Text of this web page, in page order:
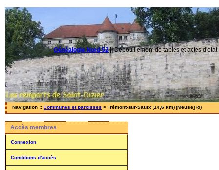
Généalogie Nord 52||Dépouillement de tables et actes
Navigation :: Communes et paroisses > Trémont-sur-Saulx (14,6 km) [Meuse] (o)
Accès membres
Connexion
Conditions d'accès